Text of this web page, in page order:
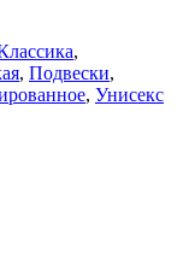
,
, Подвески,
, Унисекс